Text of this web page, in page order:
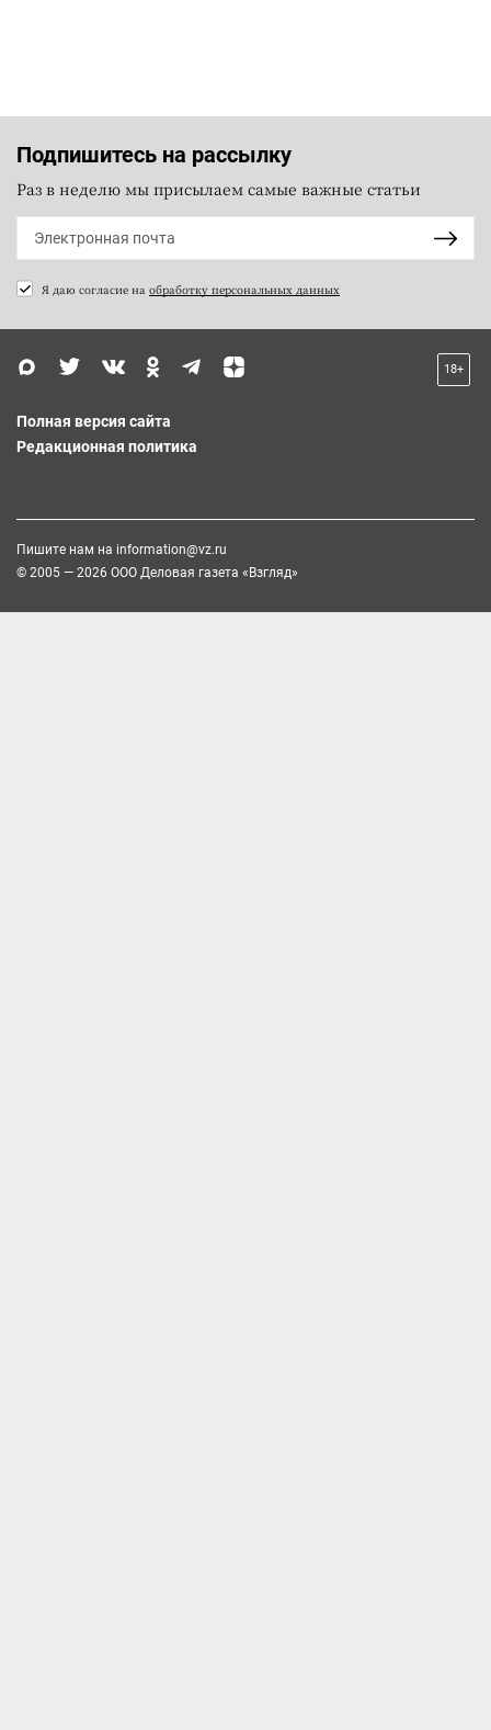
Подпишитесь на рассылку
Раз в неделю мы присылаем самые важные статьи
Я даю согласие на обработку персональных данных
18+
Полная версия сайта
Редакционная политика
Пишите нам на information@vz.ru
© 2005 — 2026 ООО Деловая газета «Взгляд»